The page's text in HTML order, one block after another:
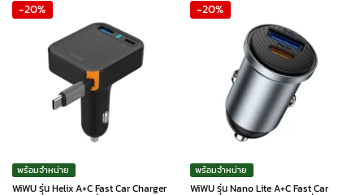
590 ฿.
1,290 ฿.
-20%
พร้อมจำหน่าย
WiWU รุ่น Helix A+C Fast Car Charger
-20%
พร้อมจำหน่าย
WiWU รุ่น Nano Lite A+C Fast Car